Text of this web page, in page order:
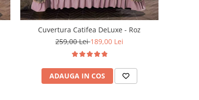
Cuvertura Catifea DeLuxe - Roz
259,00 Lei189,00 Lei
ADAUGA IN COS